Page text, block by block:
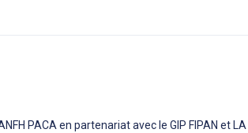
PACA en partenariat avec le GIP FIPAN et LA